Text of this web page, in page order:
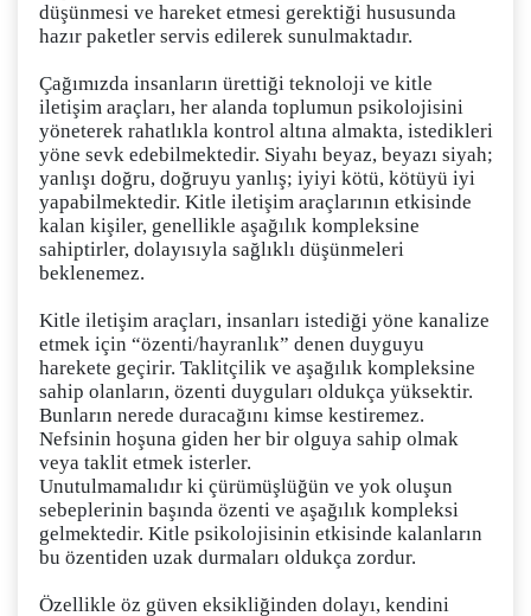
düşünmesi ve hareket etmesi gerektiği hususunda
hazır paketler servis edilerek sunulmaktadır.
Çağımızda insanların ürettiği teknoloji ve kitle
iletişim araçları, her alanda toplumun psikolojisini
yöneterek rahatlıkla kontrol altına almakta, istedikleri
yöne sevk edebilmektedir. Siyahı beyaz, beyazı siyah;
yanlışı doğru, doğruyu yanlış; iyiyi kötü, kötüyü iyi
yapabilmektedir. Kitle iletişim araçlarının etkisinde
kalan kişiler, genellikle aşağılık kompleksine
sahiptirler, dolayısıyla sağlıklı düşünmeleri
beklenemez.
Kitle iletişim araçları, insanları istediği yöne kanalize
etmek için “özenti/hayranlık” denen duyguyu
harekete geçirir. Taklitçilik ve aşağılık kompleksine
sahip olanların, özenti duyguları oldukça yüksektir.
Bunların nerede duracağını kimse kestiremez.
Nefsinin hoşuna giden her bir olguya sahip olmak
veya taklit etmek isterler.
Unutulmamalıdır ki çürümüşlüğün ve yok oluşun
sebeplerinin başında özenti ve aşağılık kompleksi
gelmektedir. Kitle psikolojisinin etkisinde kalanların
bu özentiden uzak durmaları oldukça zordur.
Özellikle öz güven eksikliğinden dolayı, kendini